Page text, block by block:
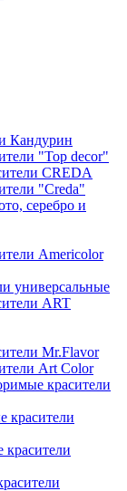
Кандурин
"Top decor"
CREDA
"Creda"
серебро и
Americolor
универсальные
ART
Mr.Flavor
Art Color
красители
красители
красители